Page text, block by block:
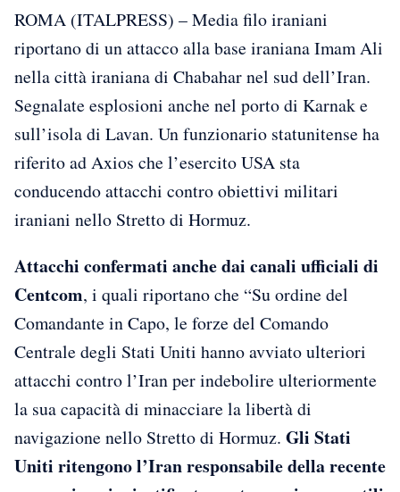
ROMA (ITALPRESS) – Media filo iraniani
riportano di un attacco alla base iraniana Imam Ali
nella città iraniana di Chabahar nel sud dell’Iran.
Segnalate esplosioni anche nel porto di Karnak e
sull’isola di Lavan. Un funzionario statunitense ha
riferito ad Axios che l’esercito USA sta
conducendo attacchi contro obiettivi militari
iraniani nello Stretto di Hormuz.
Attacchi confermati anche dai canali ufficiali di
Centcom, i quali riportano che “Su ordine del
Comandante in Capo, le forze del Comando
Centrale degli Stati Uniti hanno avviato ulteriori
attacchi contro l’Iran per indebolire ulteriormente
la sua capacità di minacciare la libertà di
navigazione nello Stretto di Hormuz. Gli Stati
Uniti ritengono l’Iran responsabile della recente